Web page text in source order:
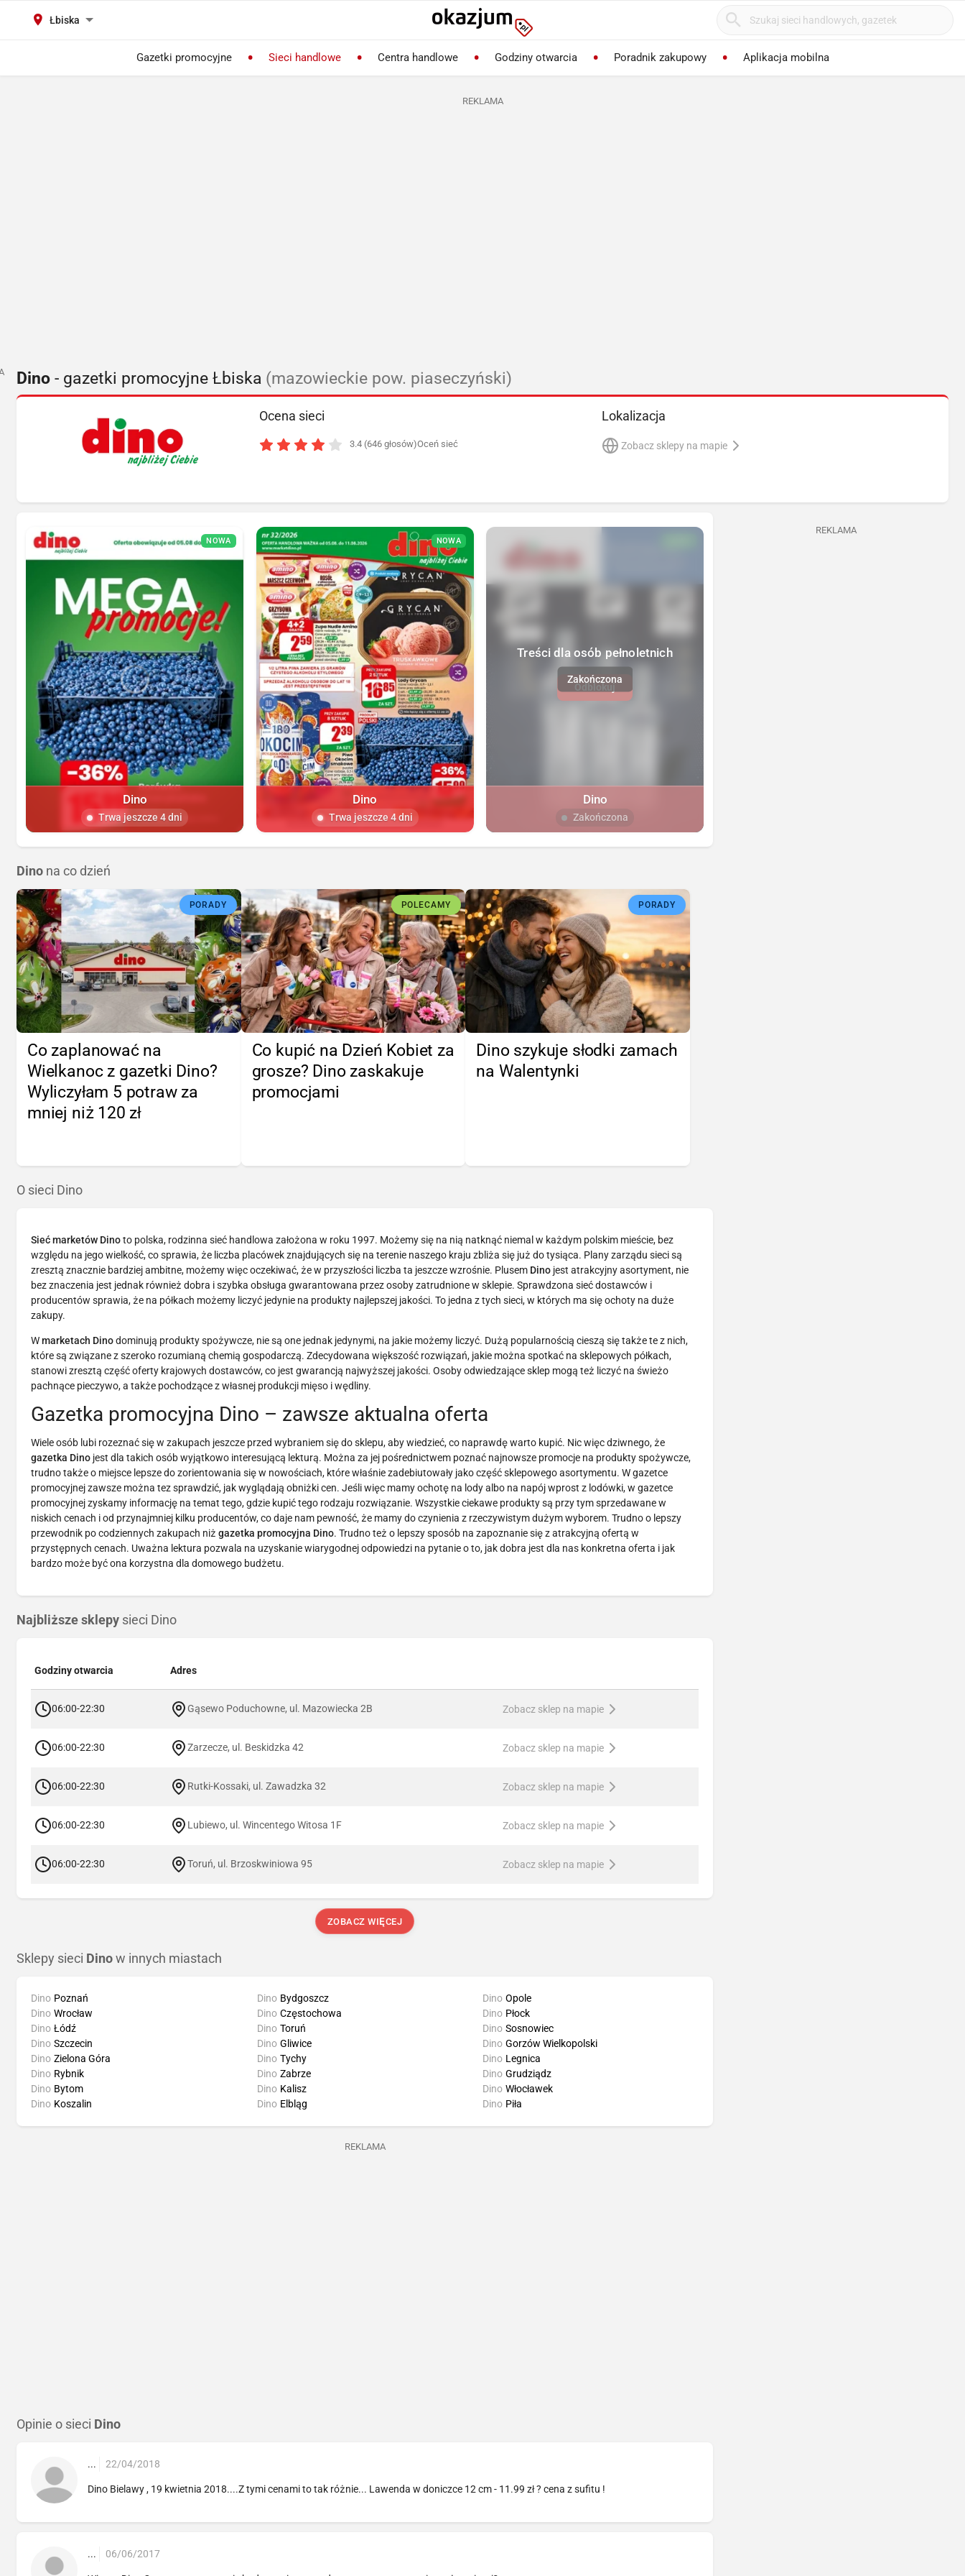
Łbiska
Gazetki promocyjne Sieci handlowe Centra handlowe Godziny otwarcia Poradnik zakupowy Aplikacja mobilna
REKLAMA
Dino - gazetki promocyjne Łbiska (mazowieckie pow. piaseczyński)
Ocena sieci
3.4 (646 głosów)Oceń sieć
Lokalizacja
Zobacz sklepy na mapie
NOWA
Dino
Trwa jeszcze 4 dni
NOWA
Dino
Trwa jeszcze 4 dni
Treści dla osób pełnoletnich
Dino
Zakończona
Dino na co dzień
PORADY
Co zaplanować na
Wielkanoc z gazetki Dino?
Wyliczyłam 5 potraw za
mniej niż 120 zł
POLECAMY
Co kupić na Dzień Kobiet za
grosze? Dino zaskakuje
promocjami
PORADY
Dino szykuje słodki zamach
na Walentynki
O sieci Dino
Sieć marketów Dinoto polska, rodzinna sieć handlowa założona w roku 1997. Możemy się na nią natknąć niemal w każdym polskim mieście, bez
względu na jego wielkość, co sprawia, że liczba placówek znajdujących się na terenie naszego kraju zbliża się już do tysiąca. Plany zarządu sieci są
zresztą znacznie bardziej ambitne, możemy więc oczekiwać, że w przyszłości liczba ta jeszcze wzrośnie. Plusem Dino jest atrakcyjny asortyment, nie
bez znaczenia jest jednak również dobra i szybka obsługa gwarantowana przez osoby zatrudnione w sklepie. Sprawdzona sieć dostawców i
producentów sprawia, że na półkach możemy liczyć jedynie na produkty najlepszej jakości. To jedna z tych sieci, w których ma się ochoty na duże
zakupy.
Wmarketach Dinodominują produkty spożywcze, nie są one jednak jedynymi, na jakie możemy liczyć. Dużą popularnością cieszą się także te z nich,
które są związane z szeroko rozumianą chemią gospodarczą. Zdecydowana większość rozwiązań, jakie można spotkać na sklepowych półkach,
stanowi zresztą część oferty krajowych dostawców, co jest gwarancją najwyższej jakości. Osoby odwiedzające sklep mogą też liczyć na świeżo
pachnące pieczywo, a także pochodzące z własnej produkcji mięso i wędliny.
Gazetka promocyjna Dino – zawsze aktualna oferta
Wiele osób lubi rozeznać się w zakupach jeszcze przed wybraniem się do sklepu, aby wiedzieć, co naprawdę warto kupić. Nic więc dziwnego, że
gazetka Dino jest dla takich osób wyjątkowo interesującą lekturą. Można za jej pośrednictwem poznać najnowsze promocje na produkty spożywcze,
trudno także o miejsce lepsze do zorientowania się w nowościach, które właśnie zadebiutowały jako część sklepowego asortymentu. W gazetce
promocyjnej zawsze można tez sprawdzić, jak wyglądają obniżki cen. Jeśli więc mamy ochotę na lody albo na napój wprost z lodówki, w gazetce
promocyjnej zyskamy informację na temat tego, gdzie kupić tego rodzaju rozwiązanie. Wszystkie ciekawe produkty są przy tym sprzedawane w
niskich cenach i od przynajmniej kilku producentów, co daje nam pewność, że mamy do czynienia z rzeczywistym dużym wyborem. Trudno o lepszy
przewodnik po codziennych zakupach niż gazetka promocyjna Dino. Trudno też o lepszy sposób na zapoznanie się z atrakcyjną ofertą w
przystępnych cenach. Uważna lektura pozwala na uzyskanie wiarygodnej odpowiedzi na pytanie o to, jak dobra jest dla nas konkretna oferta i jak
bardzo może być ona korzystna dla domowego budżetu.
Najbliższe sklepy sieci Dino
Godziny otwarcia Adres
06:00-22:30 Gąsewo Poduchowne, ul. Mazowiecka 2B Zobacz sklep na mapie
06:00-22:30 Zarzecze, ul. Beskidzka 42 Zobacz sklep na mapie
06:00-22:30 Rutki-Kossaki, ul. Zawadzka 32 Zobacz sklep na mapie
06:00-22:30 Lubiewo, ul. Wincentego Witosa 1F Zobacz sklep na mapie
06:00-22:30 Toruń, ul. Brzoskwiniowa 95 Zobacz sklep na mapie
ZOBACZ WIĘCEJ
Sklepy sieci Dino w innych miastach
Dino Poznań
Dino Wrocław
Dino Łódź
Dino Szczecin
Dino Bydgoszcz
Dino Częstochowa
Dino Toruń
Dino Gliwice
Dino Opole
Dino Płock
Dino Sosnowiec
Dino Gorzów Wielkopolski
Dino Zielona Góra
Dino Rybnik
Dino Bytom
Dino Koszalin
Dino Tychy
Dino Zabrze
Dino Kalisz
Dino Elbląg
Dino Legnica
Dino Grudziądz
Dino Włocławek
Dino Piła
REKLAMA
Opinie o sieci Dino
... 22/04/2018
Dino Bielawy , 19 kwietnia 2018....Z tymi cenami to tak różnie... Lawenda w doniczce 12 cm - 11.99 zł ? cena z sufitu !
... 06/06/2017
REKLAMA